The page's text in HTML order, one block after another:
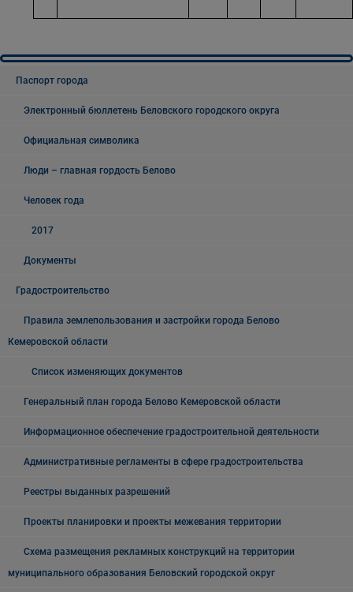
Паспорт города
Электронный бюллетень Беловского городского округа
Официальная символика
Люди – главная гордость Белово
Человек года
2017
Документы
Градостроительство
Правила землепользования и застройки города Белово
Кемеровской области
Список изменяющих документов
Генеральный план города Белово Кемеровской области
Информационное обеспечение градостроительной деятельности
Административные регламенты в сфере градостроительства
Реестры выданных разрешений
Проекты планировки и проекты межевания территории
Схема размещения рекламных конструкций на территории
муниципального образования Беловский городской округ